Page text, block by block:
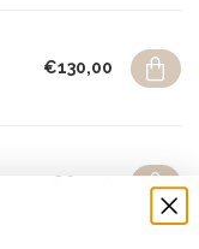
€130,00
€80,00